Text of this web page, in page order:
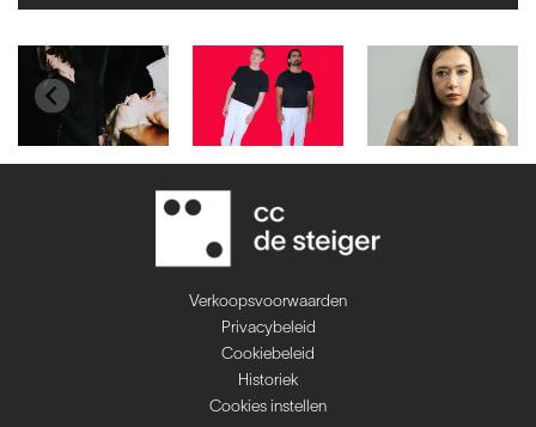
Verkoopsvoorwaarden
Privacybeleid
Cookiebeleid
Historiek
Cookies instellen